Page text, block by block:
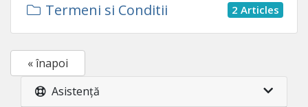
Termeni si Conditii 2 Articles
« înapoi
Asistență